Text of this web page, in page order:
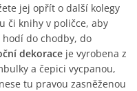
jej opřít o další kolegy
či knihy v poličce, aby
hodí do chodby, do
dekorace je vyrobena z
a čepici vycpanou,
tu pravou zasněženou